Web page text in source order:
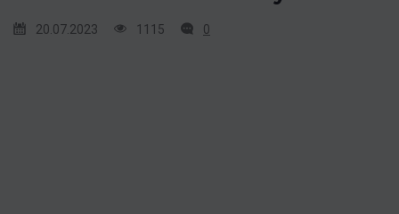
20.07.2023 1115 0